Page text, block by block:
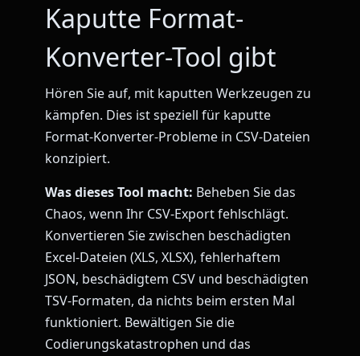
Kaputte Format-
Konverter-Tool gibt
Hören Sie auf, mit kaputten Werkzeugen zu
kämpfen. Dies ist speziell für kaputte
Format-Konverter-Probleme in CSV-Dateien
konzipiert.
Was dieses Tool macht: Beheben Sie das
Chaos, wenn Ihr CSV-Export fehlschlägt.
Konvertieren Sie zwischen beschädigten
Excel-Dateien (XLS, XLSX), fehlerhaftem
JSON, beschädigtem CSV und beschädigten
TSV-Formaten, da nichts beim ersten Mal
funktioniert. Bewältigen Sie die
Codierungskatastrophen und das